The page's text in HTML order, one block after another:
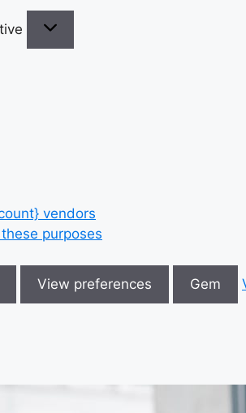
vendors
purposes
View preferences Gem